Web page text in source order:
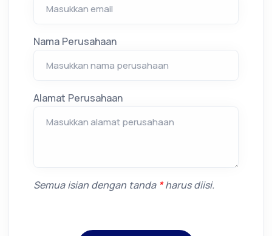
Nama Perusahaan
Alamat Perusahaan
Semua isian dengan tanda *harus diisi.